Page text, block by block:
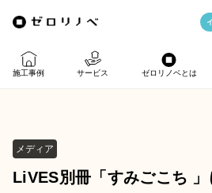
施工事例 サービス
リノベのみ
ゼロリノベとは
ゼロリノベのひと
よみもの
アフターサポート
メディア
LiVES別冊「すみごこち